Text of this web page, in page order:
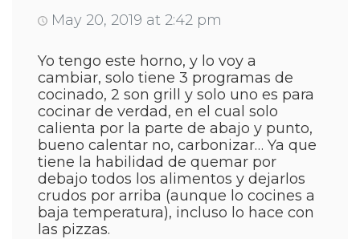
May 20, 2019 at 2:42 pm
Yo tengo este horno, y lo voy a
cambiar, solo tiene 3 programas de
cocinado, 2 son grill y solo uno es para
cocinar de verdad, en el cual solo
calienta por la parte de abajo y punto,
bueno calentar no, carbonizar… Ya que
tiene la habilidad de quemar por
debajo todos los alimentos y dejarlos
crudos por arriba (aunque lo cocines a
baja temperatura), incluso lo hace con
las pizzas.